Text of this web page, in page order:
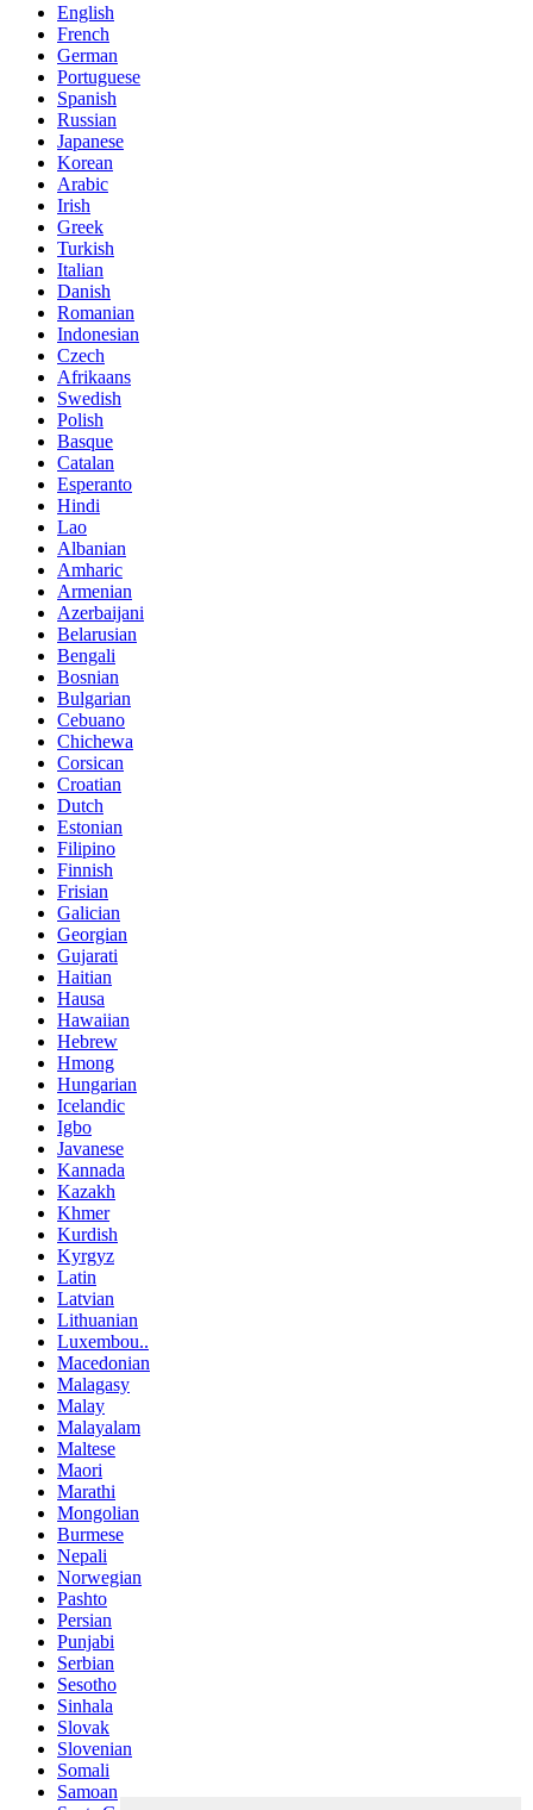
English
French
German
Portuguese
Spanish
Russian
Japanese
Korean
Arabic
Irish
Greek
Turkish
Italian
Danish
Romanian
Indonesian
Czech
Afrikaans
Swedish
Polish
Basque
Catalan
Esperanto
Hindi
Lao
Albanian
Amharic
Armenian
Azerbaijani
Belarusian
Bengali
Bosnian
Bulgarian
Cebuano
Chichewa
Corsican
Croatian
Dutch
Estonian
Filipino
Finnish
Frisian
Galician
Georgian
Gujarati
Haitian
Hausa
Hawaiian
Hebrew
Hmong
Hungarian
Icelandic
Igbo
Javanese
Kannada
Kazakh
Khmer
Kurdish
Kyrgyz
Latin
Latvian
Lithuanian
Luxembou..
Macedonian
Malagasy
Malay
Malayalam
Maltese
Maori
Marathi
Mongolian
Burmese
Nepali
Norwegian
Pashto
Persian
Punjabi
Serbian
Sesotho
Sinhala
Slovak
Slovenian
Somali
Samoan